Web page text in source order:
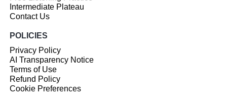
Intermediate Plateau
Contact Us
POLICIES
Privacy Policy
AI Transparency Notice
Terms of Use
Refund Policy
Cookie Preferences